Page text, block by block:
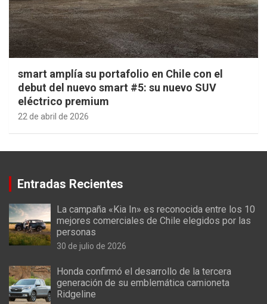
smart amplía su portafolio en Chile con el
debut del nuevo smart #5: su nuevo SUV
eléctrico premium
22 de abril de 2026
Entradas Recientes
La campaña «Kia In» es reconocida entre los 10
mejores comerciales de Chile elegidos por las
personas
30 de julio de 2026
Honda confirmó el desarrollo de la tercera
generación de su emblemática camioneta
Ridgeline